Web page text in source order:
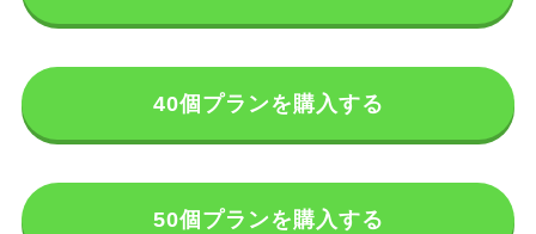
40個プランを購入する
50個プランを購入する